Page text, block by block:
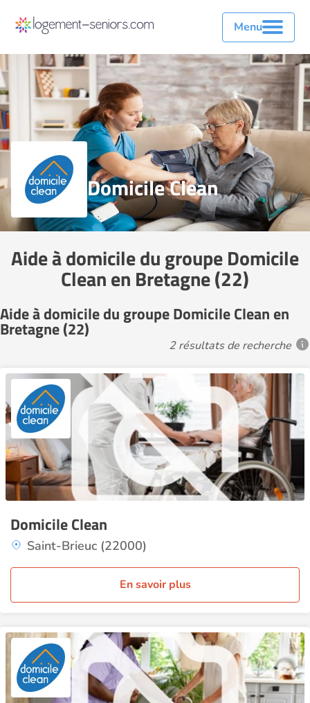
Menu
Domicile Clean
Aide à domicile du groupe Domicile
Clean en Bretagne (22)
Aide à domicile du groupe Domicile Clean en
Bretagne (22)
2 résultats de recherche
Domicile Clean
Saint-Brieuc (22000)
En savoir plus